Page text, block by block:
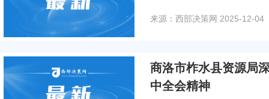
来源：西部决策网 2025-12-04
商洛市柞水县资源局
中全会精神